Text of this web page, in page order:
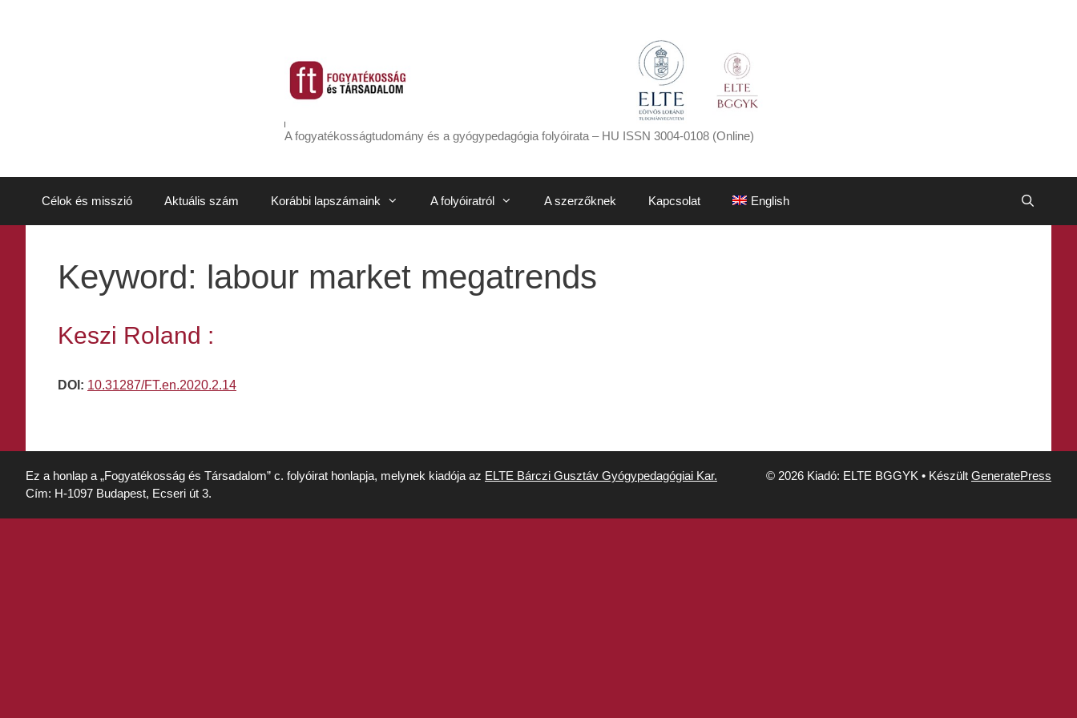
A fogyatékosságtudomány és a gyógypedagógia folyóirata – HU ISSN 3004-0108 (Online)
Célok és misszió Aktuális szám Korábbi lapszámaink A folyóiratról A szerzőknek Kapcsolat English
Keyword: labour market megatrends
Keszi Roland :
DOI: 10.31287/FT.en.2020.2.14
Ez a honlap a „Fogyatékosság és Társadalom” c. folyóirat honlapja, melynek kiadója az ELTE Bárczi Gusztáv Gyógypedagógiai Kar.
Cím: H-1097 Budapest, Ecseri út 3.
© 2026 Kiadó: ELTE BGGYK • Készült GeneratePress